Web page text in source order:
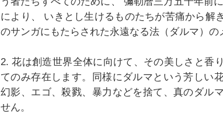
により、 いきとし生けるものたちが苦痛から解
のサンガにもたらされた永遠なる法（ダルマ）の
2. 花は創造世界全体に向けて、その美しさと香
てのみ存在します。同様にダルマという芳しい
幻影、エゴ、殺戮、暴力などを捨て、真のダル
せん。